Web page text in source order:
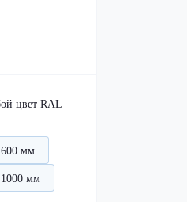
600 мм
1000 мм